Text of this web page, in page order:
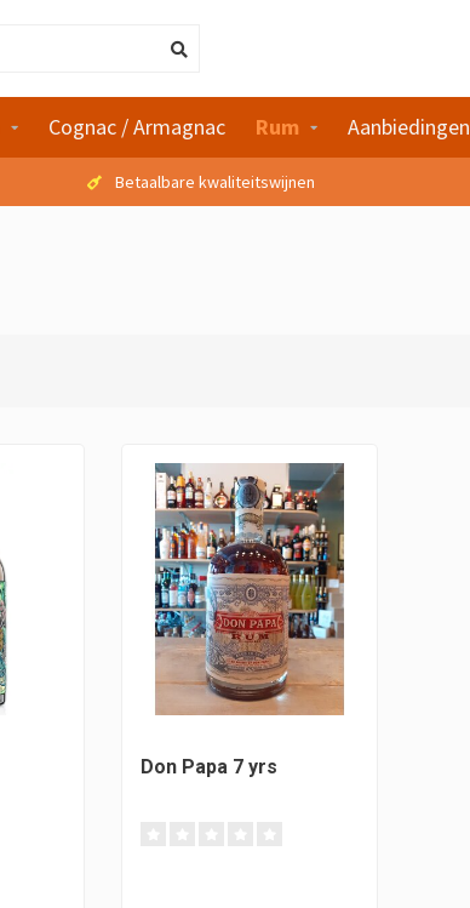
Cognac / Armagnac Rum Aanbiedingen
Betaalbare kwaliteitswijnen
Don Papa 7 yrs